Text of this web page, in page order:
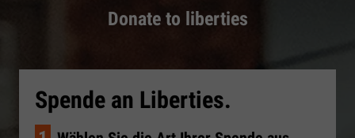
Donate to liberties
Spende an Liberties.